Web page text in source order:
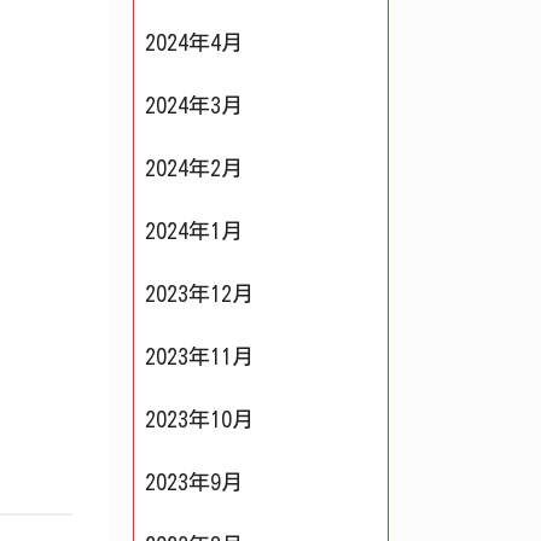
2024年4月
2024年3月
2024年2月
2024年1月
2023年12月
2023年11月
2023年10月
2023年9月